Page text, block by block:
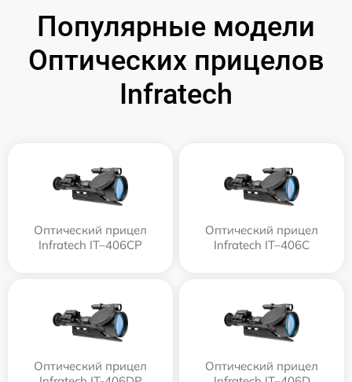
Популярные модели
Оптических прицелов
Infratech
Оптический прицел
Infratech IT–406СP
Оптический прицел
Infratech IT–406С
Оптический прицел
Оптический прицел